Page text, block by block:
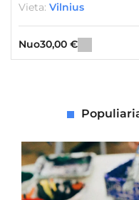
Vieta: Vilnius
Nuo30,00 €